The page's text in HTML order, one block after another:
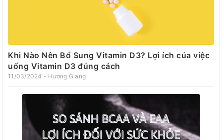
Khi Nào Nên Bổ Sung Vitamin D3? Lợi ích của việc
uống Vitamin D3 đúng cách
11/03/2024 - Hương Giang